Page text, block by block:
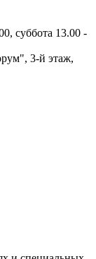
суббота 13.00 -
3-й этаж,